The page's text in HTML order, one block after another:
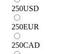
250USD
250EUR
250CAD